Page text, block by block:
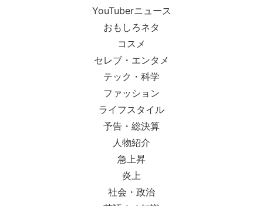
YouTuberニュース
おもしろネタ
コスメ
セレブ・エンタメ
テック・科学
ファッション
ライフスタイル
予告・総決算
人物紹介
急上昇
炎上
社会・政治